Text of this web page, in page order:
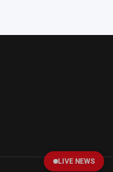
LIVE NEWS